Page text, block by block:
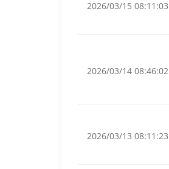
2026/03/15 08:11:03
2026/03/14 08:46:02
2026/03/13 08:11:23